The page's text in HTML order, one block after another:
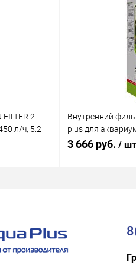
2
л/ч, 5.2
Внутренний
plus для
Вт)
3 666 руб. / шт